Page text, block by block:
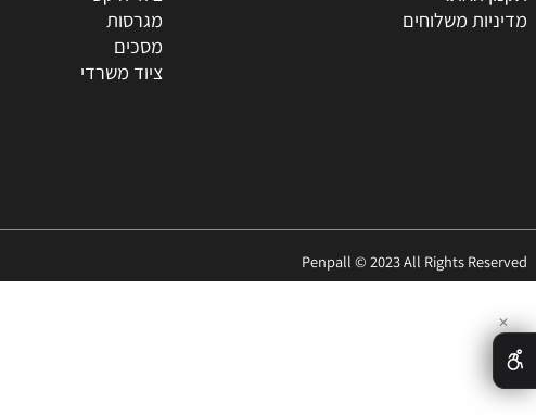
טונרים
מדפסות
סלולאר
Penpall © 2023 All Rights